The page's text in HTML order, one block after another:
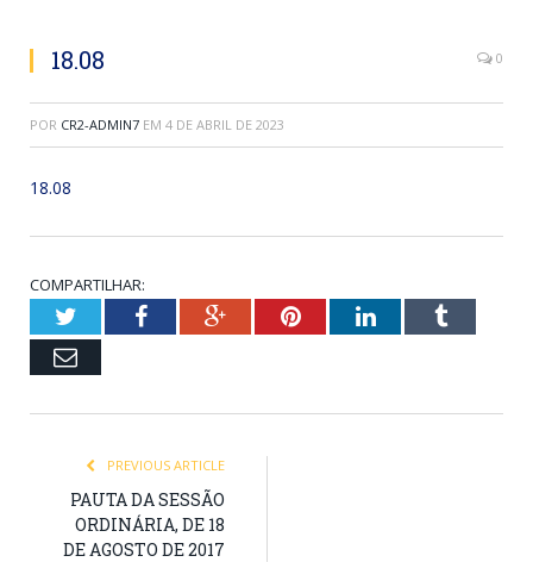
18.08 0
POR CR2-ADMIN7 EM 4 DE ABRIL DE 2023
18.08
COMPARTILHAR:
TwitterFacebookGoogle+PinterestLinkedInTumblr
Email
PREVIOUS ARTICLE
PAUTA DA SESSÃO
ORDINÁRIA, DE 18
DE AGOSTO DE 2017